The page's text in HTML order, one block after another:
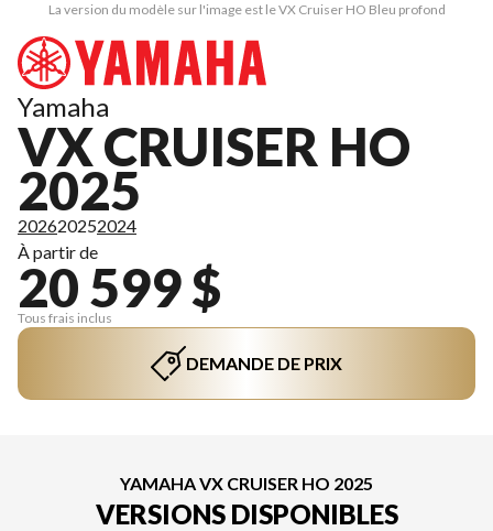
La version du modèle sur l'image est le VX Cruiser HO Bleu profond
Yamaha
VX CRUISER HO
2025
202620252024
À partir de
20 599 $
Tous frais inclus
DEMANDE DE PRIX
YAMAHA VX CRUISER HO 2025
VERSIONS DISPONIBLES